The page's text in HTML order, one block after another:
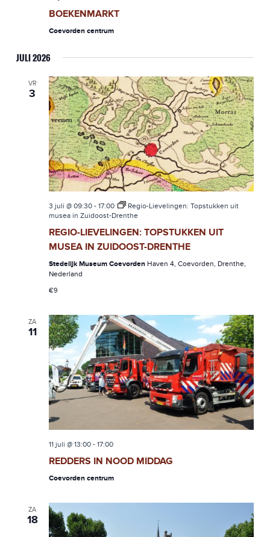
BOEKENMARKT
Coevorden centrum
JULI 2026
VR
3
3 juli @ 09:30- 17:00
Regio-Lievelingen: Topstukken uit
musea in Zuidoost-Drenthe
REGIO-LIEVELINGEN: TOPSTUKKEN UIT
MUSEA IN ZUIDOOST-DRENTHE
Stedelijk Museum Coevorden Haven 4, Coevorden, Drenthe,
Nederland
€9
ZA
11
11 juli @ 13:00- 17:00
REDDERS IN NOOD MIDDAG
Coevorden centrum
ZA
18